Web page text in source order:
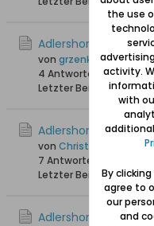
Adlershorst und
von grzenkowitz
4 Antworten
21.003 Hits
Letzter Beitrag
Adlershorst-Ich
von Christopher
7 Antworten
Letzter Beitrag
Adlershorst auf
the use
activity.
with
By clicking
agree to
our
and